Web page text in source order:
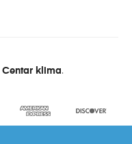
Centar klima.